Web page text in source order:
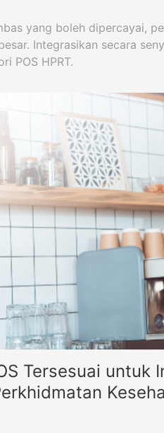
yang boleh dipercayai,
Integrasikan secara
POS HPRT.
Tersesuai untuk